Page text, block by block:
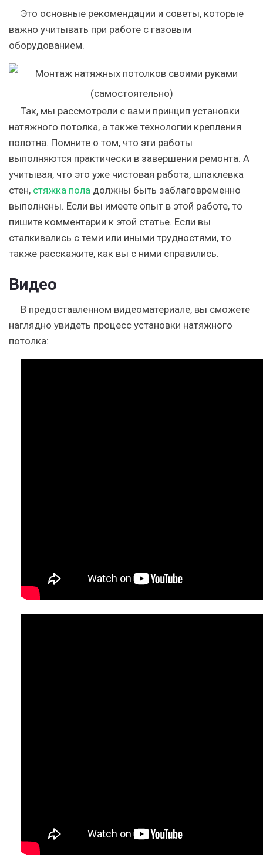
Это основные рекомендации и советы, которые
важно учитывать при работе с газовым
оборудованием.
Так, мы рассмотрели с вами принцип установки
натяжного потолка, а также технологии крепления
полотна. Помните о том, что эти работы
выполняются практически в завершении ремонта. А
учитывая, что это уже чистовая работа, шпаклевка
стен, стяжка пола должны быть заблаговременно
выполнены. Если вы имеете опыт в этой работе, то
пишите комментарии к этой статье. Если вы
сталкивались с теми или иными трудностями, то
также расскажите, как вы с ними справились.
Видео
В предоставленном видеоматериале, вы сможете
наглядно увидеть процесс установки натяжного
потолка: